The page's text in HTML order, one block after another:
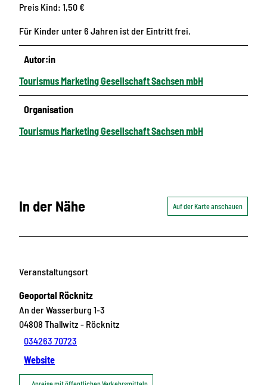
Preis Kind: 1,50 €
Für Kinder unter 6 Jahren ist der Eintritt frei.
Autor:in
Tourismus Marketing Gesellschaft Sachsen mbH
Organisation
Tourismus Marketing Gesellschaft Sachsen mbH
In der Nähe Auf der Karte anschauen
Veranstaltungsort
Geoportal Röcknitz
An der Wasserburg 1-3
04808 Thallwitz - Röcknitz
034263 70723
Website